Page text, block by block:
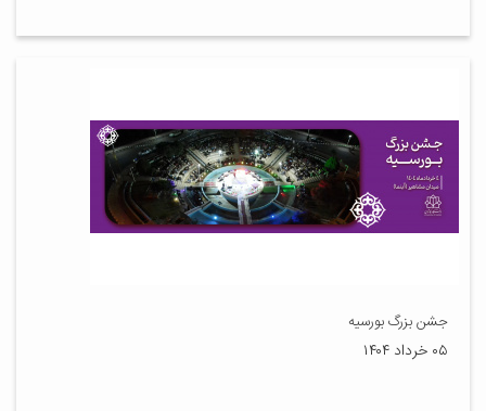
جشن بزرگ بورسیه
۰۵ خرداد ۱۴۰۴